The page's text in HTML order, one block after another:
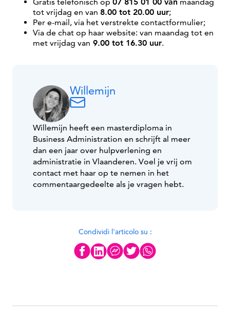
tot vrijdag en van 8.00 tot 20.00 uur;
Per e-mail, via het verstrekte contactformulier;
Via de chat op haar website: van maandag tot en
met vrijdag van 9.00 tot 16.30 uur.
Willemijn
Willemijn heeft een masterdiploma in
Business Administration en schrijft al meer
dan een jaar over hulpverlening en
administratie in Vlaanderen. Voel je vrij om
contact met haar op te nemen in het
commentaargedeelte als je vragen hebt.
Condividi l'articolo su :